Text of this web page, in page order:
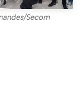
Secom